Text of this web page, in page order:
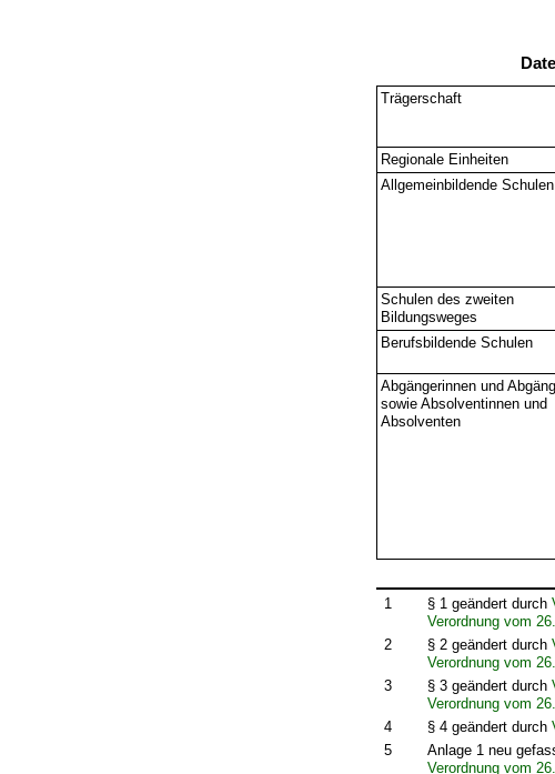
Trägerschaft
Regionale Einheiten
Allgemeinbildende Schulen
Schulen des zweiten
Bildungsweges
Berufsbildende Schulen
Abgängerinnen und
sowie Absolventinnen und
Absolventen
1 § 1 geändert durch
Verordnung vom
2
§ 2 geändert durch
Verordnung vom
3
§ 3 geändert durch
Verordnung vom
4
§ 4 geändert durch
5
Anlage 1 neu
Verordnung vom